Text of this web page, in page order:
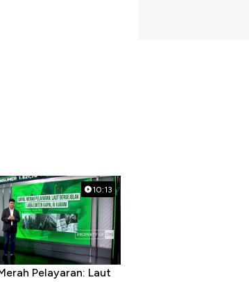
10:13
Pelayaran: Laut